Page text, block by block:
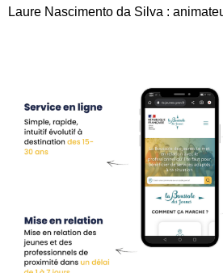
Laure Nascimento da Silva :